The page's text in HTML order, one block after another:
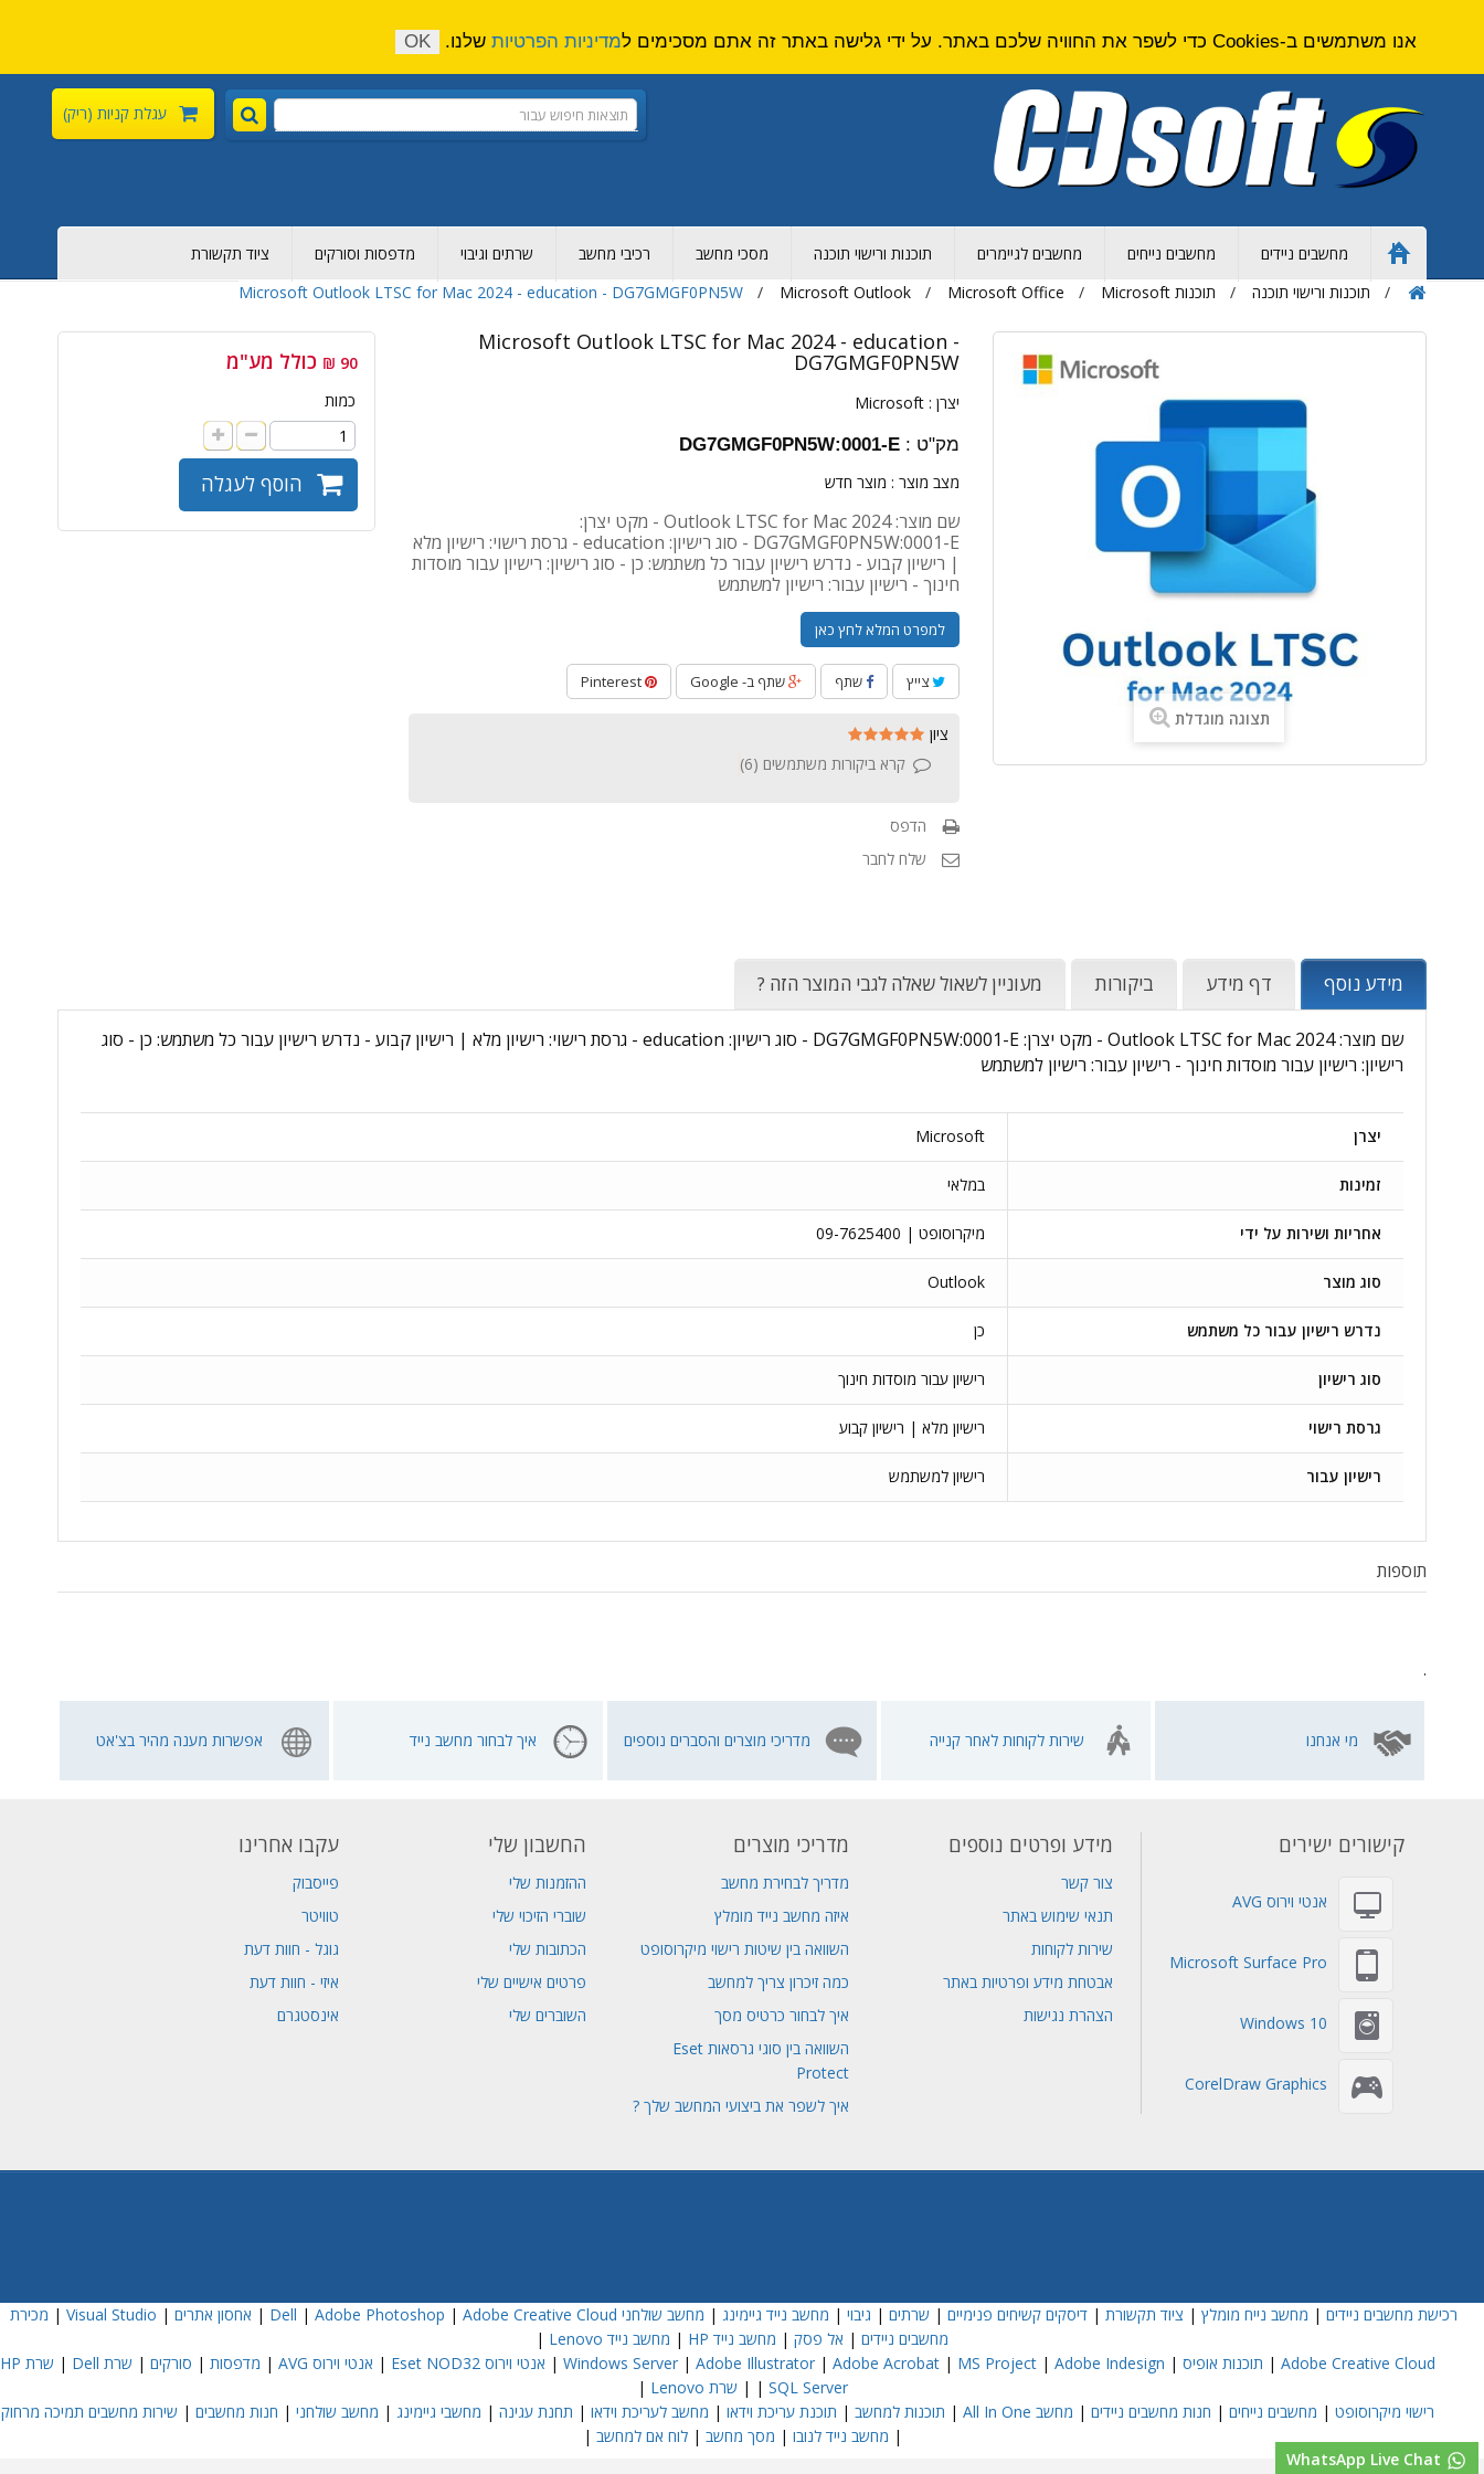
עגלת קניות (ריק)
Home
Page
מחשבים ניידים מחשבים נייחים מחשבים לגיימרים תוכנות ורישוי תוכנה מסכי מחשב רכיבי מחשב שרתים וגיבוי מדפסות וסורקים
ציוד תקשורת
תוכנות ורישוי תוכנה
תוכנות Microsoft Microsoft Office
Microsoft Outlook
Microsoft Outlook LTSC for Mac 2024 - education - DG7GMGF0PN5W
תצוגה מוגדלת
Microsoft Outlook LTSC for Mac 2024 - education -
DG7GMGF0PN5W
יצרן :Microsoft
מק"ט : DG7GMGF0PN5W:0001-E
מצב מוצר : מוצר חדש
שם מוצר: Outlook LTSC for Mac 2024 - מקט יצרן:
DG7GMGF0PN5W:0001-E - סוג רישיון: education - גרסת רישוי: רישיון מלא
| רישיון קבוע - נדרש רישיון עבור כל משתמש: כן - סוג רישיון: רישיון עבור מוסדות
חינוך - רישיון עבור: רישיון למשתמש
למפרט המלא לחץ כאן
צייץ שתף שתף ב- Google Pinterest
ציון
קרא ביקורות משתמשים (6
)
הדפס
שלח לחבר
90 ₪ כולל מע"מ
כמות
הוסף לעגלה
מידע נוסף דף מידע ביקורות מעוניין לשאול שאלה לגבי המוצר הזה ?
שם מוצר: Outlook LTSC for Mac 2024 - מקט יצרן: DG7GMGF0PN5W:0001-E - סוג רישיון: education - גרסת רישוי: רישיון מלא | רישיון קבוע - נדרש רישיון עבור כל משתמש: כן - סוג
רישיון: רישיון עבור מוסדות חינוך - רישיון עבור: רישיון למשתמש
יצרן Microsoft
זמינות במלאי
אחריות ושירות על ידי מיקרוסופט | 09-7625400
סוג מוצר Outlook
נדרש רישיון עבור כל משתמש כן
סוג רישיון רישיון עבור מוסדות חינוך
גרסת רישוי רישיון מלא | רישיון קבוע
רישיון עבור רישיון למשתמש
תוספות
.
מי אנחנו שירות לקוחות לאחר קנייה מדריכי מוצרים והסברים נוספים איך לבחור מחשב נייד אפשרות מענה מהיר בצ'אט
קישורים ישירים
אנטי וירוס AVG
Microsoft Surface Pro
Windows 10
CorelDraw Graphics
מידע ופרטים נוספים
צור קשר
תנאי שימוש באתר
שירות לקוחות
אבטחת מידע ופרטיות באתר
הצהרת נגישות
מדריכי מוצרים
מדריך לבחירת מחשב
איזה מחשב נייד מומלץ
השוואה בין שיטות רישוי מיקרוסופט
כמה זיכרון צריך למחשב
איך לבחור כרטיס מסך
השוואה בין סוגי גרסאות Eset
Protect
איך לשפר את ביצועי המחשב שלך ?
החשבון שלי
ההזמנות שלי
שוברי הזיכוי שלי
הכתובות שלי
פרטים אישיים שלי
השוברים שלי
עקבו אחרינו
פייסבוק
טוויטר
גוגל - חוות דעת
איזי - חוות דעת
אינסטגרם
אנו משתמשים ב-Cookies כדי לשפר את החוויה שלכם באתר. על ידי גלישה באתר זה אתם מסכימים ל מדיניות הפרטיות שלנו. OK
רכישת מחשבים ניידים | מחשב נייח מומלץ | ציוד תקשורת |דיסקים קשיחים פנימיים | שרתים | גיבוי | מחשב נייד גיימינג | מחשב שולחני Dell | Adobe Photoshop | Adobe Creative Cloud
| אחסון אתרים |
Visual Studio
| מכירת
מחשבים ניידים | אל פסק | מחשב נייד HP | מחשב נייד Lenovo
|
Adobe Creative Cloud
| תוכנות אופיס |
Windows Server | Adobe Illustrator | Adobe Acrobat | MS Project | Adobe Indesign
| אנטי וירוס Eset NOD32 | אנטי וירוס AVG | מדפסות | סורקים | שרת Dell | שרת HP
| SQL Server
| שרת Lenovo
|
רישוי מיקרוסופט | מחשבים נייחים | חנות מחשבים ניידים | מחשב All In One | תוכנות למחשב | תוכנת עריכת וידאו | מחשב לעריכת וידאו | תחנת עגינה | מחשבי גיימינג | מחשב שולחני | חנות מחשבים | שירות מחשבים תמיכה מרחוק
| מחשב נייד לנובו | מסך מחשב |לוח אם למחשב |